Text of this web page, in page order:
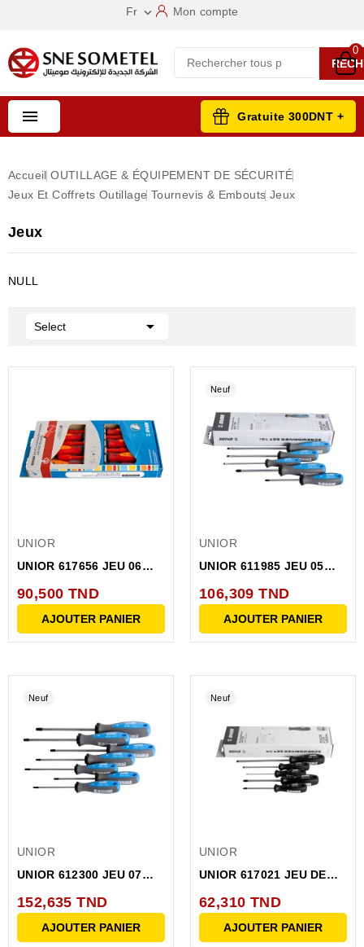
Fr  Mon compte
0
 Gratuite 300DNT +
Accueil OUTILLAGE & ÉQUIPEMENT DE SÉCURITÉ
Jeux Et Coffrets Outillage Tournevis & Embouts Jeux
Jeux
NULL
Select 
UNIOR
UNIOR 617656 JEU 06
90,500 TND
AJOUTER PANIER
Neuf
UNIOR
UNIOR 611985 JEU 05
106,309 TND
AJOUTER PANIER
Neuf
UNIOR
UNIOR 612300 JEU 07
152,635 TND
AJOUTER PANIER
Neuf
UNIOR
UNIOR 617021 JEU DE
62,310 TND
AJOUTER PANIER